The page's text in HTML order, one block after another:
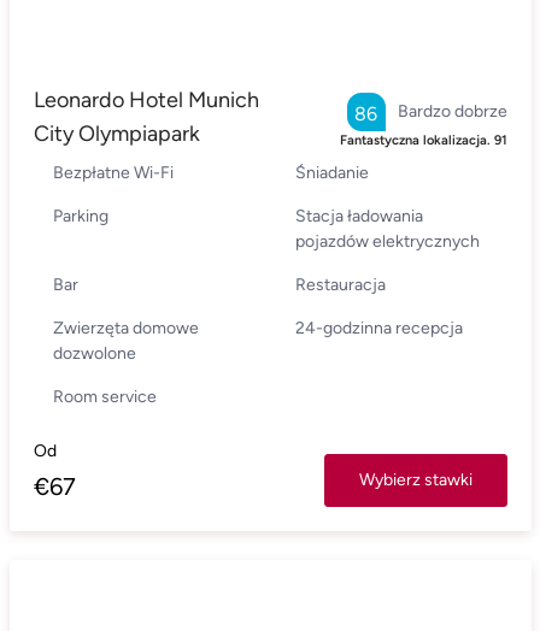
Leonardo Hotel Munich
City Olympiapark
Bardzo dobrze
86
Fantastyczna lokalizacja. 91
Bezpłatne Wi-Fi Śniadanie
Parking
Stacja ładowania
pojazdów elektrycznych
Bar Restauracja
Zwierzęta domowe
dozwolone
24-godzinna recepcja
Room service
Od
€67 Wybierz stawki